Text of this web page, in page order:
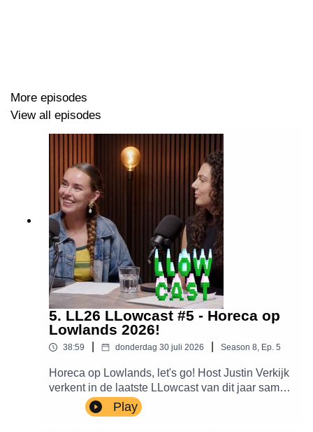
More episodes
View all episodes
5. LL26 LLowcast #5 - Horeca op
Lowlands 2026!
38:59 donderdag 30 juli 2026 Season 8, Ep. 5
Horeca op Lowlands, let's go! Host Justin Verkijk
verkent in de laatste LLowcast van dit jaar samen
met Veggilaine en Danique Vermeulen het
horeca-aanbod van LL26. Op Cape vind je
Play